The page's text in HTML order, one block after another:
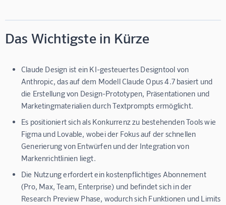
Das Wichtigste in Kürze
Claude Design ist ein KI-gesteuertes Designtool von
Anthropic, das auf dem Modell Claude Opus 4.7 basiert und
die Erstellung von Design-Prototypen, Präsentationen und
Marketingmaterialien durch Textprompts ermöglicht.
Es positioniert sich als Konkurrenz zu bestehenden Tools wie
Figma und Lovable, wobei der Fokus auf der schnellen
Generierung von Entwürfen und der Integration von
Markenrichtlinien liegt.
Die Nutzung erfordert ein kostenpflichtiges Abonnement
(Pro, Max, Team, Enterprise) und befindet sich in der
Research Preview Phase, wodurch sich Funktionen und Limits